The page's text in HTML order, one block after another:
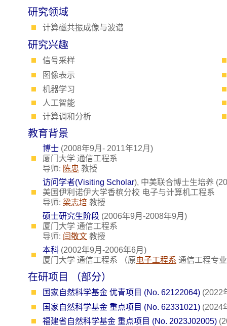
研究领域
计算磁共振成像与波谱
研究兴趣
信号采样
图像表示
机器学习
人工智能
计算调和分析
教育背景
博士 (2008年9月- 2011年12月)
厦门大学 通信工程系
导师: 陈忠 教授
访问学者(Visiting Scholar), 中美联合博士生培养
美国伊利诺伊大学香槟分校 电子与计算机工程系
导师: 梁志培 教授
硕士研究生阶段 (2006年9月-2008年9月)
厦门大学 通信工程系
导师: 闫敬文 教授
本科 (2002年9月-2006年6月)
厦门大学 通信工程系 （原 电子工程系 通信工程专
在研项目 （部分）
国家自然科学基金 优青项目 (No. 62122064) (2022
国家自然科学基金 重点项目 (No. 62331021) (2024
福建省自然科学基金 重点项目 (No. 2023J02005)